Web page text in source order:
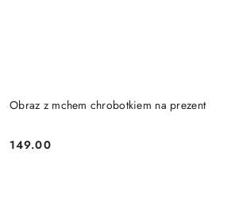
Obraz z mchem chrobotkiem na prezent
Cena:
149.00